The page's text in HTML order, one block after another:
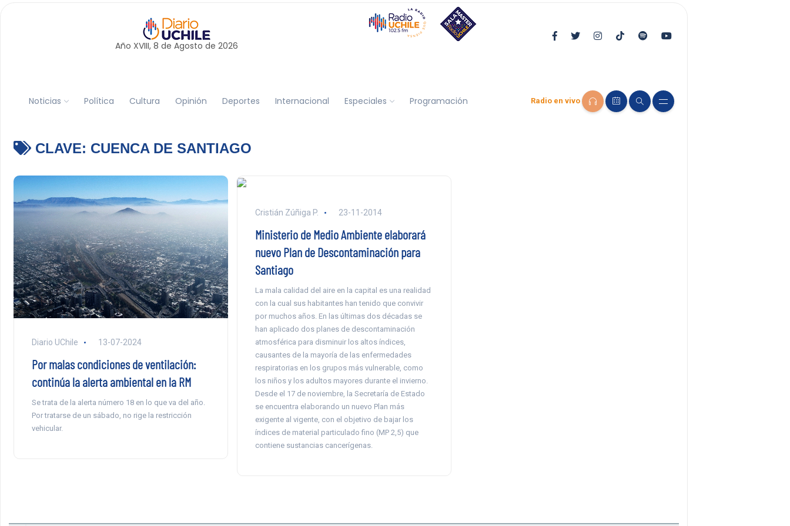
Año XVIII, 8 de Agosto de 2026
Noticias Política Cultura Opinión Deportes Internacional Especiales Programación Radio en vivo
CLAVE: CUENCA DE SANTIAGO
Diario UChile 13-07-2024
Por malas condiciones de ventilación:
continúa la alerta ambiental en la RM
Se trata de la alerta número 18 en lo que va del año.
Por tratarse de un sábado, no rige la restricción
vehicular.
Cristián Zúñiga P. 23-11-2014
Ministerio de Medio Ambiente elaborará
nuevo Plan de Descontaminación para
Santiago
La mala calidad del aire en la capital es una realidad
con la cual sus habitantes han tenido que convivir
por muchos años. En las últimas dos décadas se
han aplicado dos planes de descontaminación
atmosférica para disminuir los altos índices,
causantes de la mayoría de las enfermedades
respiratorias en los grupos más vulnerable, como
los niños y los adultos mayores durante el invierno.
Desde el 17 de noviembre, la Secretaría de Estado
se encuentra elaborando un nuevo Plan más
exigente al vigente, con el objetivo de bajar los
índices de material particulado fino (MP 2,5) que
contiene sustancias cancerígenas.